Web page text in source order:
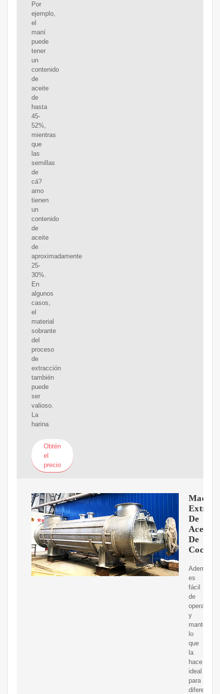
Por
ejemplo,
el
maní
puede
tener
un
contenido
de
aceite
de
hasta
45-
52%,
mientras
que
las
semillas
de
cá?
amo
tienen
un
contenido
de
aceite
de
aproximadamente
25-
30%.
En
algunos
casos,
el
material
sobrante
del
proceso
de
extracción
también
puede
ser
valioso.
La
harina
Obtén
el
precio
De
Aceite
De
Coco
Además,
es
fácil
de
operar
y
mantener,
lo
que
la
hace
ideal
para
diferentes